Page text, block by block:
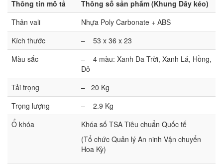
Thông tin mô tả
Thông số sản phẩm (Khung Dây kéo)
Thân vali
Nhựa Poly Carbonate + ABS
Kích thước
– 53 x 36 x 23
Màu sắc
– 4 màu: Xanh Da Trời, Xanh Lá, Hồng,
Đỏ
Tải trọng
– 20 Kg
Trọng lượng
– 2.9 Kg
Ổ khóa
Khóa số TSA Tiêu chuẩn Quốc tế
(Tổ chức Quản lý An ninh Vận chuyển
Hoa Kỳ)